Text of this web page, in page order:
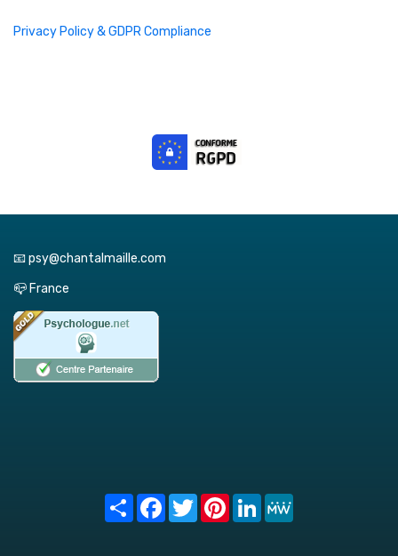
Privacy Policy & GDPR Compliance
📧 psy@chantalmaille.com
📪 France
Share FacebookTwitterPinterest
LinkedIn